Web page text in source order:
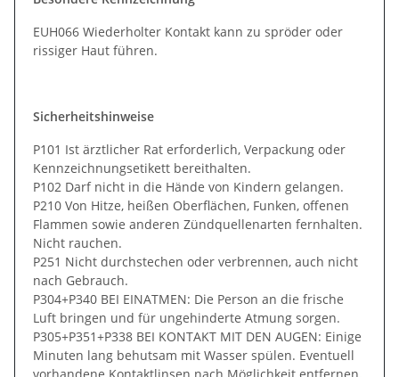
EUH066 Wiederholter Kontakt kann zu spröder oder
rissiger Haut führen.
Sicherheitshinweise
P101 Ist ärztlicher Rat erforderlich, Verpackung oder
Kennzeichnungsetikett bereithalten.
P102 Darf nicht in die Hände von Kindern gelangen.
P210 Von Hitze, heißen Oberflächen, Funken, offenen
Flammen sowie anderen Zündquellenarten fernhalten.
Nicht rauchen.
P251 Nicht durchstechen oder verbrennen, auch nicht
nach Gebrauch.
P304+P340 BEI EINATMEN: Die Person an die frische
Luft bringen und für ungehinderte Atmung sorgen.
P305+P351+P338 BEI KONTAKT MIT DEN AUGEN: Einige
Minuten lang behutsam mit Wasser spülen. Eventuell